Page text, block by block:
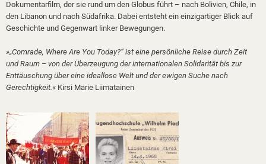
Dokumentarfilm, der sie rund um den Globus führt – nach Bolivien, Chile, in
den Libanon und nach Südafrika. Dabei entsteht ein einzigartiger Blick auf
Geschichte und Gegenwart linker Bewegungen.
»„Comrade, Where Are You Today?“ ist eine persönliche Reise durch Zeit
und Raum – von der Überzeugung der internationalen Solidarität bis zur
Enttäuschung über eine ideallose Welt und der ewigen Suche nach
Gerechtigkeit.« Kirsi Marie Liimatainen